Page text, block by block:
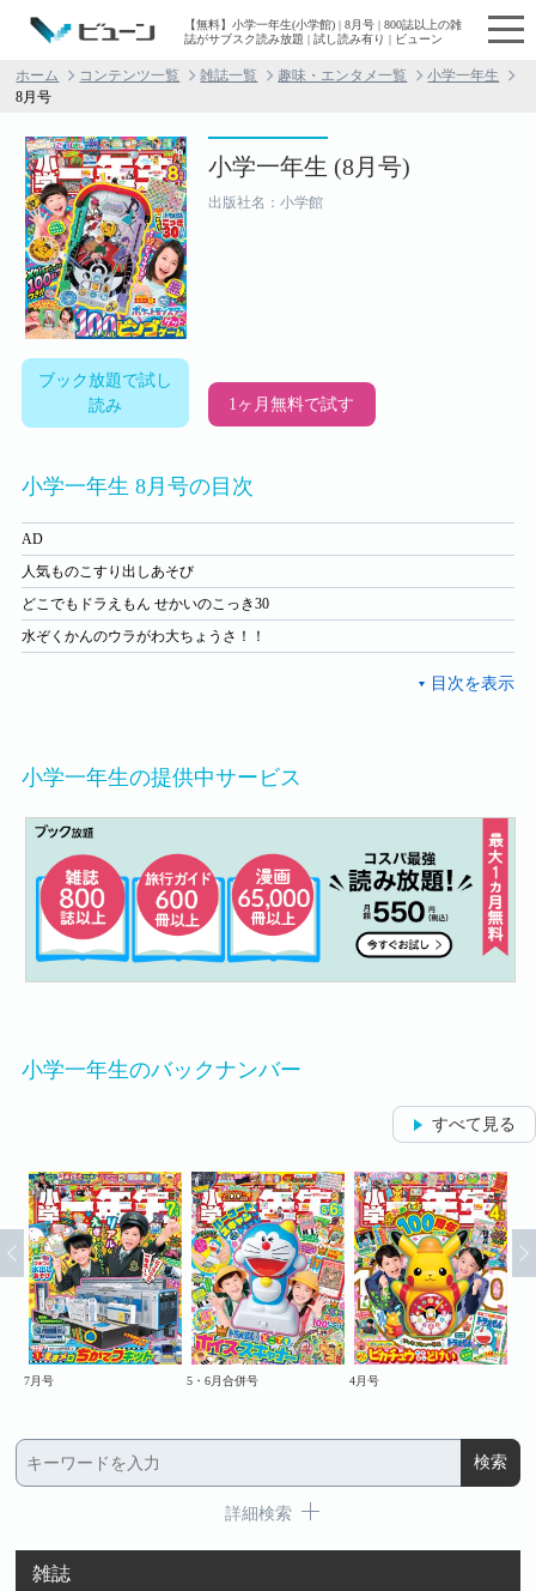
【無料】小学一年生(小学館) | 8月号 | 800誌以上の雑
誌がサブスク読み放題 | 試し読み有り | ビューン
ホーム コンテンツ一覧 雑誌一覧 趣味・エンタメ一覧
小学一年生
8月号
ブック放題で試し
読み
小学一年生 (8月号)
出版社名：小学館
1ヶ月無料で試す
小学一年生 8月号の目次
AD
人気ものこすり出しあそび
どこでもドラえもん せかいのこっき30
水ぞくかんのウラがわ大ちょうさ！！
小学一年生の提供中サービス
小学一年生のバックナンバー
すべて見る
7月号 5・6月合併号 4月号
詳細検索
雑誌